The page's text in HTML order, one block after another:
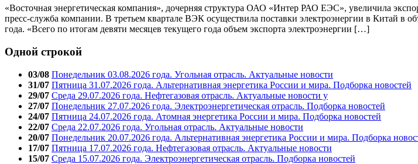
«Восточная энергетическая компания», дочерняя структура ОАО «Интер РАО ЕЭС», увеличила
пресс-служба компании. В третьем квартале ВЭК осуществила поставки электроэнергии в Китай в
года. «Всего по итогам девяти месяцев текущего года объем экспорта электроэнергии […]
Одной строкой
03/08 Понедельник 03.08.2026 года. Угольная отрасль. Актуальные новости
31/07 Пятница 31.07.2026 года. Альтернативная энергетика России и мира. Подборка новостей
29/07 Среда 29.07.2026 года. Нефтегазовая отрасль. Актуальные новости у
27/07 Понедельник 27.07.2026 года. Электроэнергетическая отрасль. Подборка новостей
24/07 Пятница 24.07.2026 года. Атомная энергетика России и мира. Подборка новостей
22/07 Среда 22.07.2026 года. Угольная отрасль. Актуальные новости
20/07 Понедельник 20.07.2026 года. Альтернативная энергетика России и мира. Подборка
17/07 Пятница 17.07.2026 года. Нефтегазовая отрасль. Актуальные новости
15/07 Среда 15.07.2026 года. Электроэнергетическая отрасль. Подборка новостей